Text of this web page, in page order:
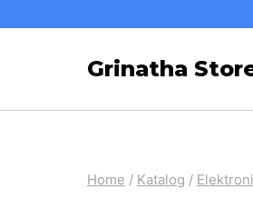
Grinatha
Home / Katalog /